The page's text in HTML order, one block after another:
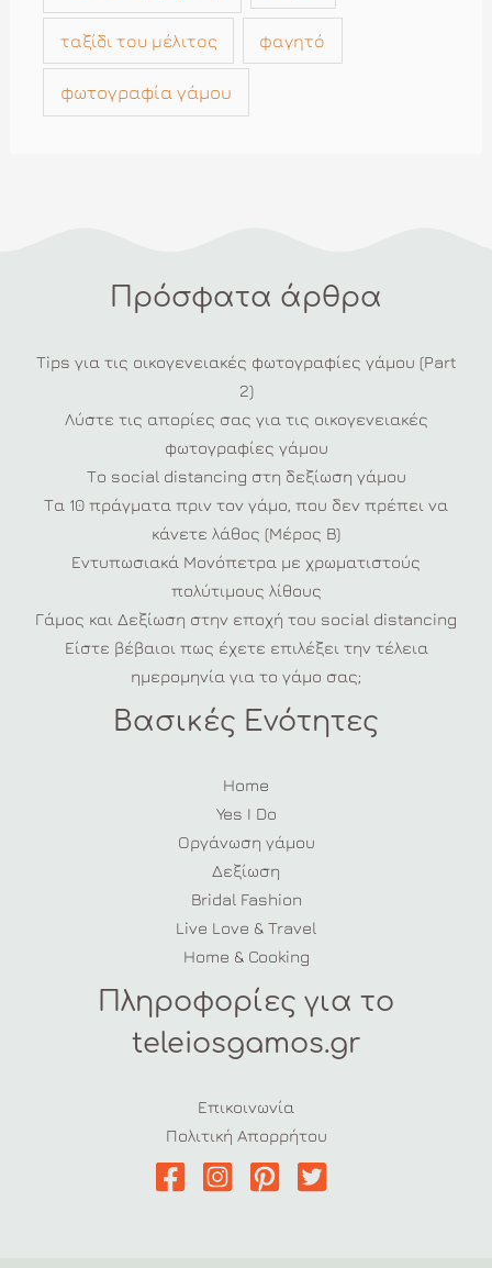
ταξίδι του μέλιτος φαγητό
φωτογραφία γάμου
Πρόσφατα άρθρα
Tips για τις οικογενειακές φωτογραφίες γάμου (Part
2)
Λύστε τις απορίες σας για τις οικογενειακές
φωτογραφίες γάμου
Το social distancing στη δεξίωση γάμου
Τα 10 πράγματα πριν τον γάμο, που δεν πρέπει να
κάνετε λάθος (Μέρος Β)
Εντυπωσιακά Μονόπετρα με χρωματιστούς
πολύτιμους λίθους
Γάμος και Δεξίωση στην εποχή του social distancing
Είστε βέβαιοι πως έχετε επιλέξει την τέλεια
ημερομηνία για το γάμο σας;
Βασικές Ενότητες
Home
Yes I Do
Οργάνωση γάμου
Δεξίωση
Bridal Fashion
Live Love & Travel
Home & Cooking
Πληροφορίες για το
teleiosgamos.gr
Επικοινωνία
Πολιτική Απορρήτου